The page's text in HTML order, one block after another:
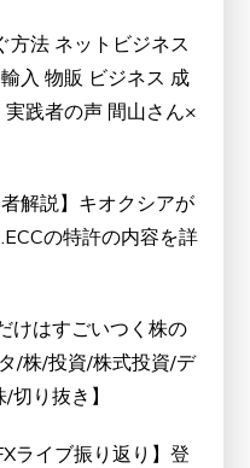
方法 ネットビジネス
入 物販 ビジネス 成
践者の声 間山さん×
解説】キオクシアが
の特許の内容を詳
けはすごいつく株の
/株/投資/株式投資/デ
り抜き】
ライブ振り返り】登